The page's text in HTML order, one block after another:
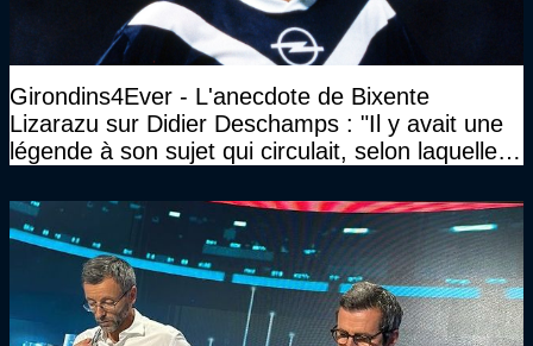
Girondins4Ever - L'anecdote de Bixente
Lizarazu sur Didier Deschamps : "Il y avait une
légende à son sujet qui circulait, selon laquelle il